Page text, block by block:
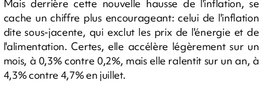
Mais derrière cette nouvelle hausse de l'inflation, se
cache un chiffre plus encourageant: celui de l'inflation
dite sous-jacente, qui exclut les prix de l'énergie et de
l'alimentation. Certes, elle accélère légèrement sur un
mois, à 0,3% contre 0,2%, mais elle ralentit sur un an, à
4,3% contre 4,7% en juillet.